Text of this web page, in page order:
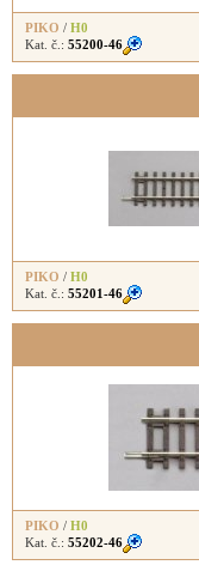
PIKO / H0
Kat. č.: 55200-46
PIKO / H0
Kat. č.: 55201-46
PIKO / H0
Kat. č.: 55202-46